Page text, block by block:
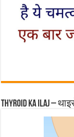
Thyroid ka ilaj –